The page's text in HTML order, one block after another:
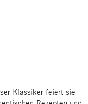
Klassiker feiert sie